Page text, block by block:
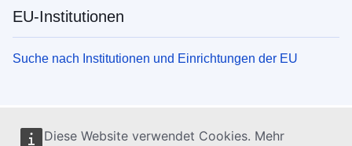
Diese Website verwendet Cookies. Mehr
EU-Institutionen
Suche nach Institutionen und Einrichtungen der EU